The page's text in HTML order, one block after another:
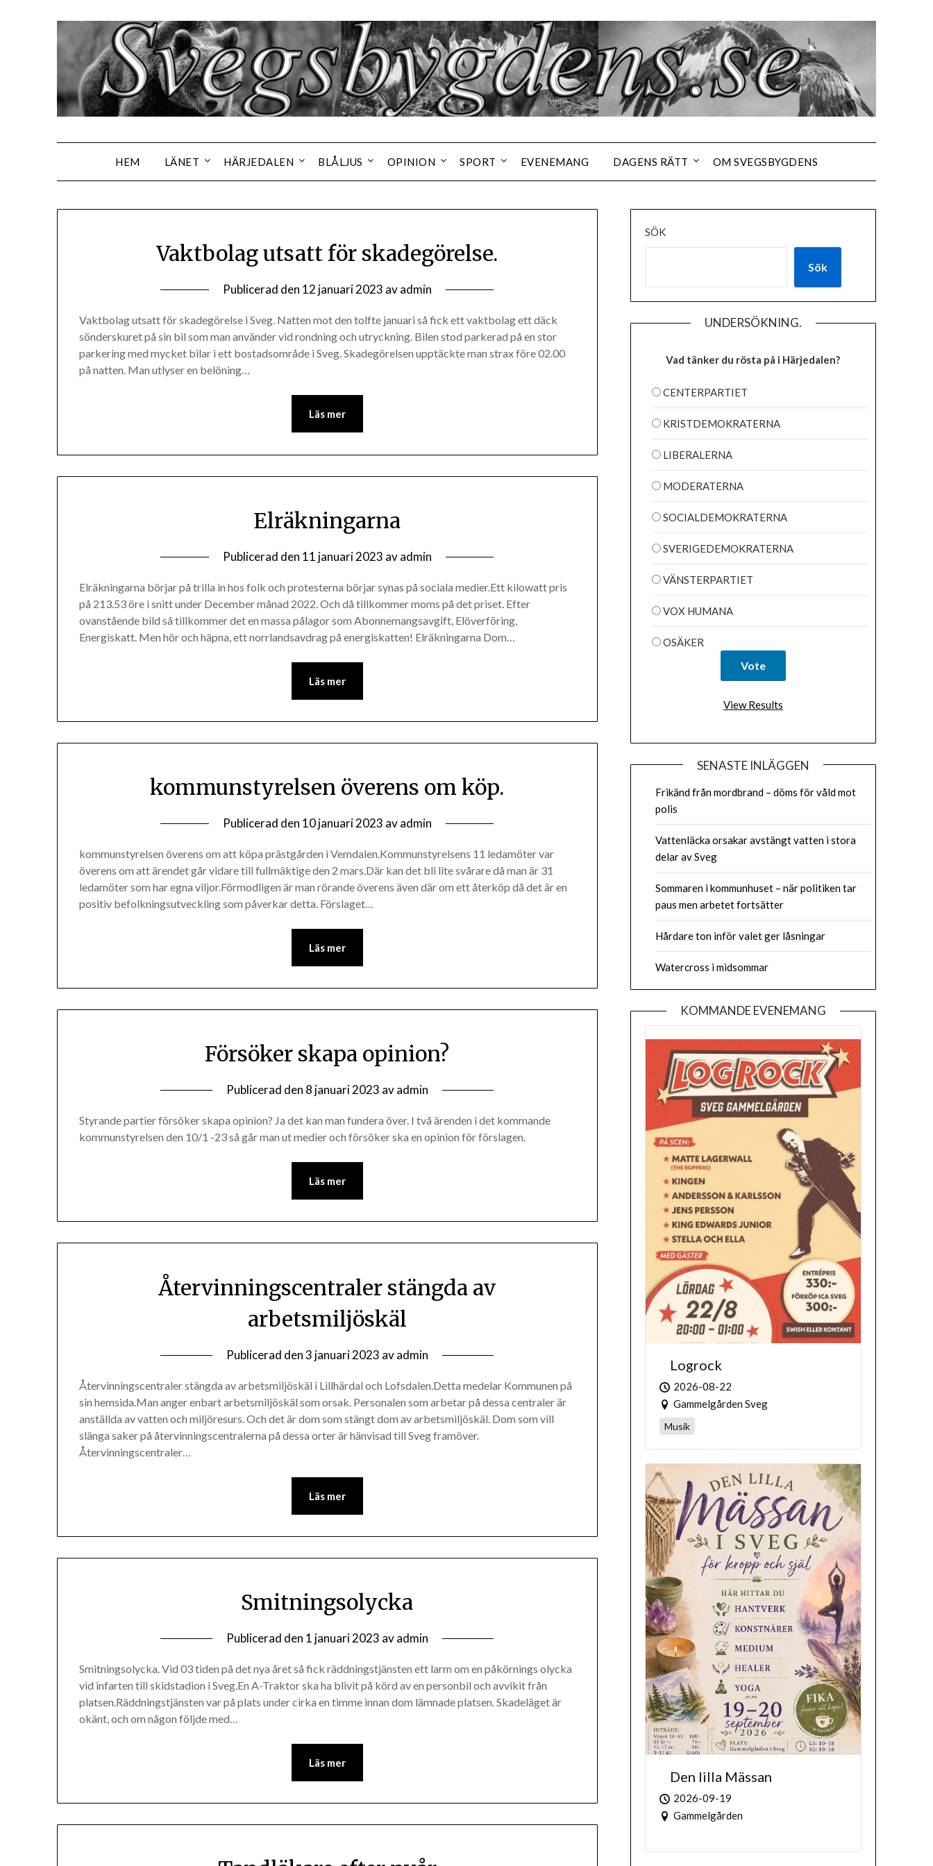
HEM LÄNET HÄRJEDALEN BLÅLJUS OPINION SPORT EVENEMANG DAGENS RÄTT OM SVEGSBYGDENS
Vaktbolag utsatt för skadegörelse.
Publicerad den 12 januari 2023 avadmin
Vaktbolag utsatt för skadegörelse i Sveg. Natten mot den tolfte januari så fick ett vaktbolag ett däck
sönderskuret på sin bil som man använder vid rondning och utryckning. Bilen stod parkerad på en stor
parkering med mycket bilar i ett bostadsområde i Sveg. Skadegörelsen upptäckte man strax före 02.00
på natten. Man utlyser en belöning…
Läs mer
Elräkningarna
Publicerad den 11 januari 2023 avadmin
Elräkningarna börjar på trilla in hos folk och protesterna börjar synas på sociala medier.Ett kilowatt pris
på 213.53 öre i snitt under December månad 2022. Och då tillkommer moms på det priset. Efter
ovanstående bild så tillkommer det en massa pålagor som Abonnemangsavgift, Elöverföring,
Energiskatt. Men hör och häpna, ett norrlandsavdrag på energiskatten! Elräkningarna Dom…
Läs mer
kommunstyrelsen överens om köp.
Publicerad den 10 januari 2023 avadmin
kommunstyrelsen överens om att köpa prästgården i Vemdalen.Kommunstyrelsens 11 ledamöter var
överens om att ärendet går vidare till fullmäktige den 2 mars.Där kan det bli lite svårare då man är 31
ledamöter som har egna viljor.Förmodligen är man rörande överens även där om ett återköp då det är en
positiv befolkningsutveckling som påverkar detta. Förslaget…
Läs mer
Försöker skapa opinion?
Publicerad den 8 januari 2023 avadmin
Styrande partier försöker skapa opinion? Ja det kan man fundera över. I två ärenden i det kommande
kommunstyrelsen den 10/1 -23 så går man ut medier och försöker ska en opinion för förslagen.
Läs mer
Återvinningscentraler stängda av
arbetsmiljöskäl
Publicerad den3 januari 2023 avadmin
Återvinningscentraler stängda av arbetsmiljöskäl i Lillhärdal och Lofsdalen.Detta medelar Kommunen på
sin hemsida.Man anger enbart arbetsmiljöskäl som orsak. Personalen som arbetar på dessa centraler är
anställda av vatten och miljöresurs. Och det är dom som stängt dom av arbetsmiljöskäl. Dom som vill
slänga saker på återvinningscentralerna på dessa orter är hänvisad till Sveg framöver.
Återvinningscentraler…
Läs mer
Smitningsolycka
Publicerad den 1 januari 2023 avadmin
Smitningsolycka. Vid 03 tiden på det nya året så fick räddningstjänsten ett larm om en påkörnings olycka
vid infarten till skidstadion i Sveg.En A-Traktor ska ha blivit på körd av en personbil och avvikit från
platsen.Räddningstjänsten var på plats under cirka en timme innan dom lämnade platsen. Skadeläget är
okänt, och om någon följde med…
Läs mer
SÖK
Sök
UNDERSÖKNING.
Vad tänker du rösta på i Härjedalen?
CENTERPARTIET
KRISTDEMOKRATERNA
LIBERALERNA
MODERATERNA
SOCIALDEMOKRATERNA
SVERIGEDEMOKRATERNA
VÄNSTERPARTIET
VOX HUMANA
OSÄKER
View Results
SENASTE INLÄGGEN
Frikänd från mordbrand – döms för våld mot
polis
Vattenläcka orsakar avstängt vatten i stora
delar av Sveg
Sommaren i kommunhuset – när politiken tar
paus men arbetet fortsätter
Hårdare ton inför valet ger låsningar
Watercross i midsommar
KOMMANDE EVENEMANG
Logrock
2026-08-22
Gammelgården Sveg
Musik
Den lilla Mässan
2026-09-19
Gammelgården